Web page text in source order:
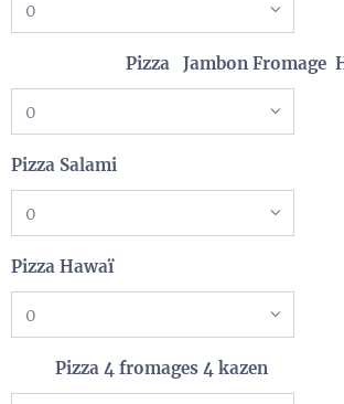
Pizza Jambon Fromage
Pizza Salami
Pizza Hawaï
Pizza 4 fromages 4 kazen